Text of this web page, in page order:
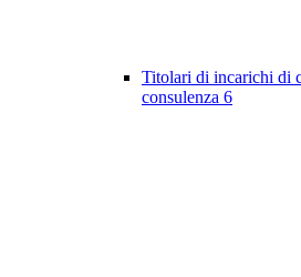
Titolari di incarichi di
consulenza 6